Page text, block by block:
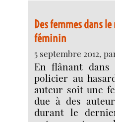
Des femmes dans
féminin
5 septembre 2012,
En flânant
policier au
auteur soit une
due à des
durant le